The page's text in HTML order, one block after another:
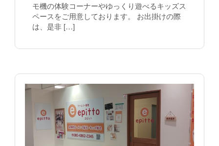
モ機の体験コーナーやゆっくり遊べるキッズス
ペースをご用意しております。 お出掛けの際
は、是非 […]